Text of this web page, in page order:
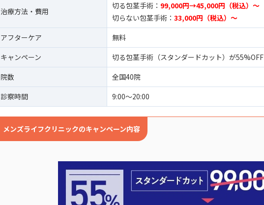
治療方法・費用
切る包茎手術： 99,000円→45,000円（税込）〜
切らない包茎手術： 33,000円（税込）〜
アフターケア
無料
キャンペーン
切る包茎手術（スタンダードカット）が55%OFF
院数
全国40院
診察時間
9:00〜20:00
メンズライフクリニックのキャンペーン内容